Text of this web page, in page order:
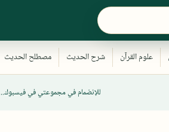
للإنضمام في مجموعتي في فيسبوك..